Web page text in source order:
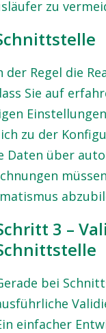
zu
Regel die
Sie auf
zu der
Daten über
3 –
bei
einfacher